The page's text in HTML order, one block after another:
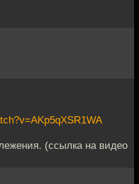
(ссылка на видео